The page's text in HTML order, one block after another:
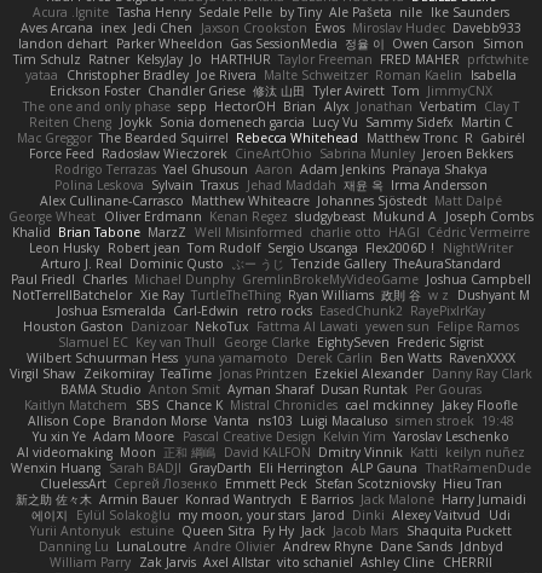
Acura .Ignite Tasha Henry Sedale Pelle by Tiny Ale Pašeta nile Ike Saunders
Aves Arcana inex Jedi Chen Jaxson Crookston Ewos Miroslav Hudec Davebb933
landon dehart Parker Wheeldon Gas SessionMedia 정율 이 Owen Carson
Simon
Tim Schulz Ratner KelsyJay Jo HARTHUR Taylor Freeman FRED MAHER prfctwhite
yataa
Christopher Bradley Joe Rivera Malte Schweitzer Roman Kaelin
Isabella
Erickson Foster Chandler Griese 修汰 山田 Tyler Avirett Tom JimmyCNX
The one and only phase sepp HectorOH Brian Alyx Jonathan Verbatim Clay T
Reiten Cheng Joykk Sonia domenech garcia Lucy Vu Sammy Sidefx Martin C
Mac Greggor The Bearded Squirrel Rebecca Whitehead Matthew Tronc R Gabirél
Force Feed Radosław Wieczorek CineArtOhio Sabrina Munley Jeroen Bekkers
Rodrigo Terrazas Yael Ghusoun Aaron Adam Jenkins Pranaya Shakya
Polina Leskova Sylvain Traxus Jehad Maddah 재윤 옥 Irma Andersson
Alex Cullinane-Carrasco Matthew Whiteacre Johannes Sjöstedt Matt Dalpé
George Wheat Oliver Erdmann Kenan Regez sludgybeast Mukund A Joseph Combs
Khalid Brian Tabone MarzZ Well Misinformed charlie otto HAGI Cédric Vermeirre
Leon Husky Robert jean Tom Rudolf Sergio Uscanga Flex2006D !
NightWriter
Arturo J. Real Dominic Qusto ぶー うじ Tenzide Gallery TheAuraStandard
Paul Friedl Charles Michael Dunphy GremlinBrokeMyVideoGame Joshua Campbell
NotTerrellBatchelor Xie Ray TurtleTheThing Ryan Williams 政則 谷 w z
Dushyant M
Joshua Esmeralda Carl-Edwin retro rocks EasedChunk2 RayePixlrKay
Houston Gaston Danizoar NekoTux Fattma Al Lawati yewen sun Felipe Ramos
Slamuel EC Key van Thull George Clarke EightySeven Frederic Sigrist
Wilbert Schuurman Hess yuna yamamoto Derek Carlin Ben Watts RavenXXXX
Virgil Shaw Zeikomiray TeaTime Jonas Printzen Ezekiel Alexander Danny Ray Clark
BAMA Studio Anton Smit Ayman Sharaf Dusan Runtak Per Gouras
Kaitlyn Matchem
SBS Chance K Mistral Chronicles cael mckinney Jakey Floofle
Allison Cope Brandon Morse Vanta ns103 Luigi Macaluso simen stroek 19:48
Yu xin Ye Adam Moore Pascal Creative Design Kelvin Yim Yaroslav Leschenko
AI videomaking Moon 正和 綱嶋 David KALFON Dmitry Vinnik Katti keilyn nuñez
Wenxin Huang Sarah BADJI GrayDarth Eli Herrington ALP Gauna ThatRamenDude
CluelessArt Cергей Лозенко Emmett Peck Stefan Scotzniovsky Hieu Tran
新之助 佐々木 Armin Bauer Konrad Wantrych E Barrios Jack Malone Harry Jumaidi
에이지
Eylül Solakoğlu my moon, your stars Jarod Dinki Alexey Vaitvud
Udi
Yurii Antonyuk
estuine Queen Sitra Fy Hy Jack Jacob Mars Shaquita Puckett
Danning Lu LunaLoutre Andre Olivier Andrew Rhyne Dane Sands Jdnbyd
William Parry Zak Jarvis Axel Allstar vito schaniel Ashley Cline CHERRII